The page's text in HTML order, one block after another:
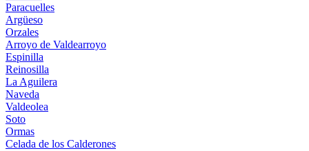
Paracuelles
Argüeso
Orzales
Arroyo de Valdearroyo
Espinilla
Reinosilla
La Aguilera
Naveda
Valdeolea
Soto
Ormas
Celada de los Calderones